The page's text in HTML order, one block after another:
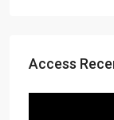
Access